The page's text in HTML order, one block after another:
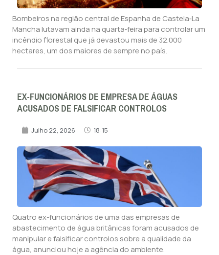
Bombeiros na região central de Espanha de Castela‑La
Mancha lutavam ainda na quarta‑feira para controlar um
incêndio florestal que já devastou mais de 32.000
hectares, um dos maiores de sempre no país.
EX-FUNCIONÁRIOS DE EMPRESA DE ÁGUAS
ACUSADOS DE FALSIFICAR CONTROLOS
Julho 22, 2026 18:15
Quatro ex-funcionários de uma das empresas de
abastecimento de água britânicas foram acusados de
manipular e falsificar controlos sobre a qualidade da
água, anunciou hoje a agência do ambiente.